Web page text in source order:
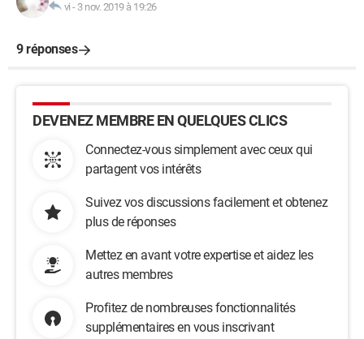
vi - 3 nov. 2019 à 19:26
9 réponses
DEVENEZ MEMBRE EN QUELQUES CLICS
Connectez-vous simplement avec ceux qui
partagent vos intérêts
Suivez vos discussions facilement et obtenez
plus de réponses
Mettez en avant votre expertise et aidez les
autres membres
Profitez de nombreuses fonctionnalités
supplémentaires en vous inscrivant